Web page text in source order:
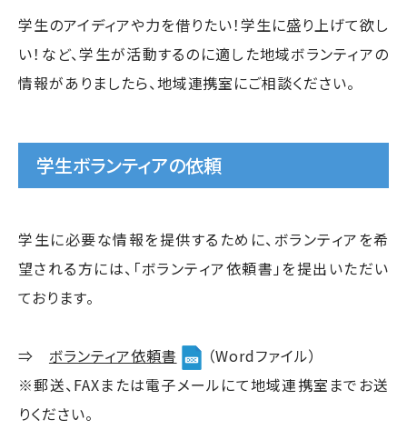
学生のアイディアや力を借りたい！学生に盛り上げて欲し
い！など、学生が活動するのに適した地域ボランティアの
情報がありましたら、地域連携室にご相談ください。
学生ボランティアの依頼
学生に必要な情報を提供するために、ボランティアを希
望される方には、「ボランティア依頼書」を提出いただい
ております。
⇒ ボランティア依頼書
（Wordファイル）
※郵送、FAXまたは電子メールにて地域連携室までお送
りください。